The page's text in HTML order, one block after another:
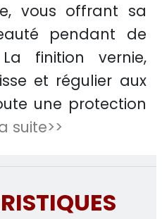
vous offrant sa
pendant de
finition vernie,
et régulier aux
une protection
suite>>